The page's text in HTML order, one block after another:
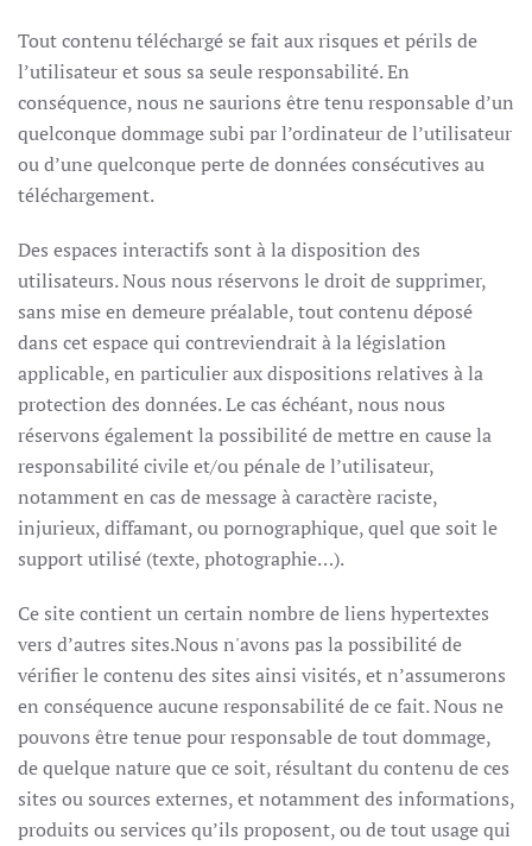
Tout contenu téléchargé se fait aux risques et périls de
l’utilisateur et sous sa seule responsabilité. En
conséquence, nous ne saurions être tenu responsable d’un
quelconque dommage subi par l’ordinateur de l’utilisateur
ou d’une quelconque perte de données consécutives au
téléchargement.
Des espaces interactifs sont à la disposition des
utilisateurs. Nous nous réservons le droit de supprimer,
sans mise en demeure préalable, tout contenu déposé
dans cet espace qui contreviendrait à la législation
applicable, en particulier aux dispositions relatives à la
protection des données. Le cas échéant, nous nous
réservons également la possibilité de mettre en cause la
responsabilité civile et/ou pénale de l’utilisateur,
notamment en cas de message à caractère raciste,
injurieux, diffamant, ou pornographique, quel que soit le
support utilisé (texte, photographie…).
Ce site contient un certain nombre de liens hypertextes
vers d’autres sites.Nous n'avons pas la possibilité de
vérifier le contenu des sites ainsi visités, et n’assumerons
en conséquence aucune responsabilité de ce fait. Nous ne
pouvons être tenue pour responsable de tout dommage,
de quelque nature que ce soit, résultant du contenu de ces
sites ou sources externes, et notamment des informations,
produits ou services qu’ils proposent, ou de tout usage qui